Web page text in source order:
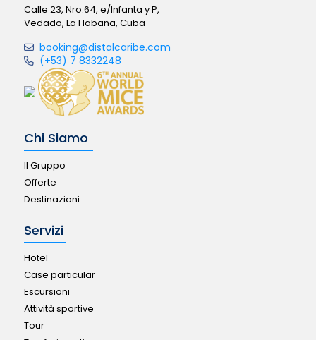
Calle 23, Nro.64, e/Infanta y P,
Vedado, La Habana, Cuba
booking@distalcaribe.com
(+53) 7 8332248
Chi Siamo
Il Gruppo
Offerte
Destinazioni
Servizi
Hotel
Case particular
Escursioni
Attività sportive
Tour